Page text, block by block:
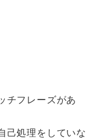
チフレーズがあ
己処理をしていな